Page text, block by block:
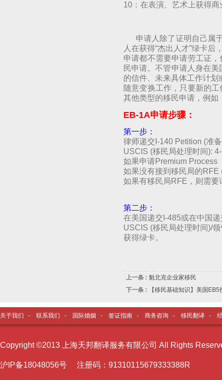
10：在表演、艺术上获得
申请人除了证明自己属于
人在获得“杰出人才”绿卡
申请都不需要申请劳工证
民申请。不管申请人身在
的信件、未来具体工作计划
随意变换工作，只要新的
其他类型的移民申请，例如
EB-1A申请步骤：
第一步：
律师递交I-140 Petition (准
USCIS (移民局处理时间):
如果申请Premium Process
如果没有接到移民局的RFE
如果有移民局RFE，则需
第二步：
在美国递交I-485或在中国
USCIS (移民局处理时间)/
获得绿卡。
上一条 : 魁北克企业家移民
下一条 :
【移民基础知识】美国EB5
关于我们 - 联系我们 - 国际婚姻 - 签证指南 - 商务咨询 - 移民翻译 -
Copyright ©2013 上海天邦翻译服务有限公司 All Rights
沪I P备18048056号 注册码：91310115679333388R